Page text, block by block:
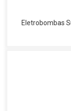
Eletrobombas